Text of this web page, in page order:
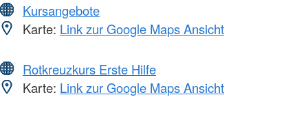
Kursangebote
Karte: Link zur Google Maps Ansicht
Rotkreuzkurs Erste Hilfe
Karte: Link zur Google Maps Ansicht